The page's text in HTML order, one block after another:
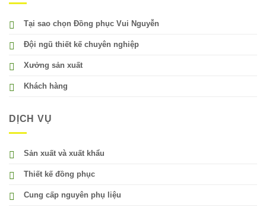
Tại sao chọn Đồng phục Vui Nguyễn
Đội ngũ thiết kế chuyên nghiệp
Xưởng sản xuất
Khách hàng
DỊCH VỤ
Sản xuất và xuất khẩu
Thiết kế đồng phục
Cung cấp nguyên phụ liệu